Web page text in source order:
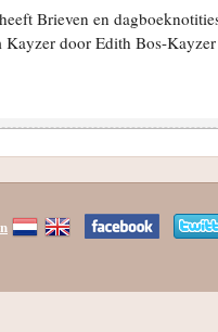
heeft Brieven en
door Edith Bos-